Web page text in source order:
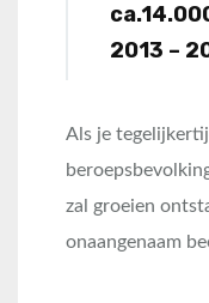
2013 –
Als je
zal groeien
onaangenaam